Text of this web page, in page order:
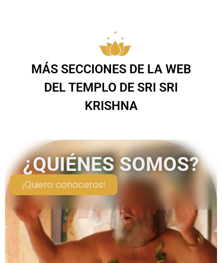
MÁS SECCIONES DE LA WEB
DEL TEMPLO DE SRI SRI
KRISHNA
¿QUIÉNES SOMOS?
¡Quiero conoceros!